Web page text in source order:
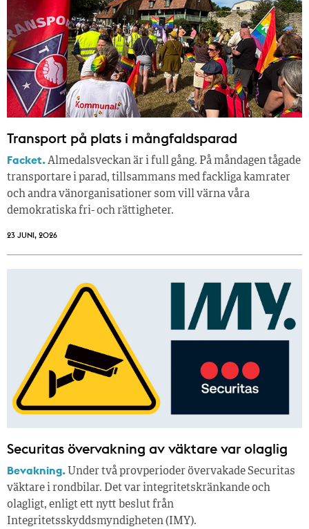
Transport på plats i mångfaldsparad
Facket.Almedalsveckan är i full gång. På måndagen tågade
transportare i parad, tillsammans med fackliga kamrater
och andra vänorganisationer som vill värna våra
demokratiska fri- och rättigheter.
23 JUNI, 2026
Securitas övervakning av väktare var olaglig
Bevakning. Under två provperioder övervakade Securitas
väktare i rondbilar. Det var integritetskränkande och
olagligt, enligt ett nytt beslut från
Integritetsskyddsmyndigheten (IMY).